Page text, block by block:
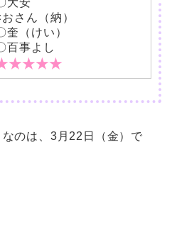
大安
おさん（納）
奎（けい）
百事よし
のは、3月22日（金）で